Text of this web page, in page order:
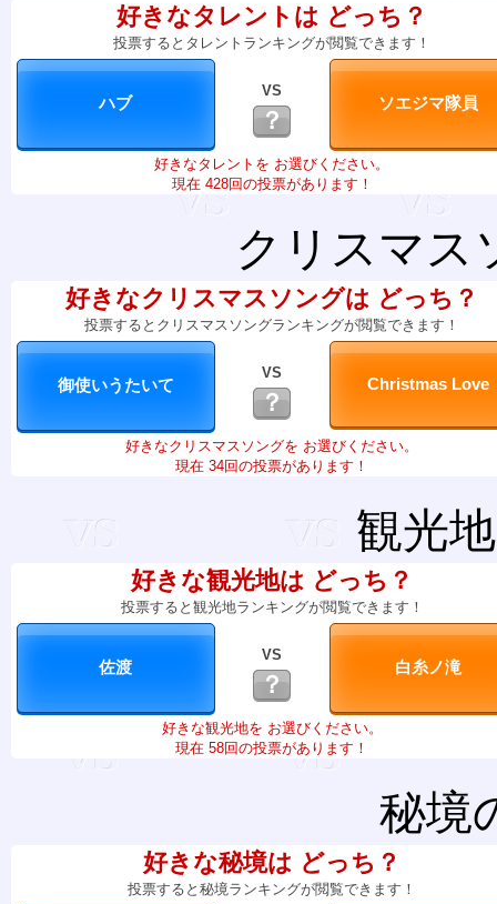
好きなタレントは どっち？
投票するとタレントランキングが閲覧できます！
VS
？
好きなタレントを お選びください。
現在 428回の投票があります！
クリスマス
好きなクリスマスソングは どっち？
投票するとクリスマスソングランキングが閲覧できます！
VS
？
好きなクリスマスソングを お選びください。
現在 34回の投票があります！
観光
好きな観光地は どっち？
投票すると観光地ランキングが閲覧できます！
VS
？
好きな観光地を お選びください。
現在 58回の投票があります！
秘境
好きな秘境は どっち？
投票すると秘境ランキングが閲覧できます！